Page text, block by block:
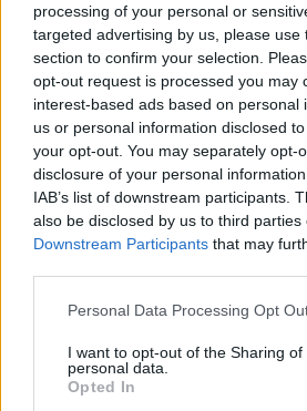
processing of your personal or
targeted advertising by us, please use
section to confirm your selection.
opt-out request is processed you may
interest-based ads based on personal
us or personal information disclosed
your opt-out. You may separately opt-
disclosure of your personal
IAB’s list of downstream participants.
also be disclosed by us to third parties
Downstream Participants that may
Please note that this website/app uses
not limited to your visit or usage
grant or deny consent to Google and
use your data for below specified
Personal Data Processing Opt
I want to opt-out of the Sharing of
personal data.
Opted In
Megerősítette
lehetséges
osztályzatát a
HÍREK 2026. JAN. 17. MTI - KERTÉSZ
"Aaa" szintű besorolásait a